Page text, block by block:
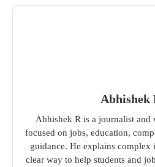
Abhishek
Abhishek R is a journalist and
focused on jobs, education,
guidance. He explains
clear way to help students and